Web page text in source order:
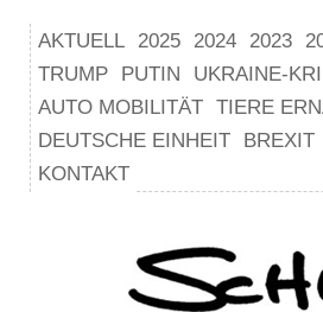
AKTUELL 2025 2024 2023
TRUMP
PUTIN UKRAINE-
AUTO MOBILITÄT TIERE
DEUTSCHE EINHEIT
BREXIT
KONTAKT